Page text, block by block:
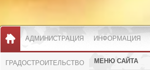
АДМИНИСТРАЦИЯ ИНФОРМАЦИЯ
ГРАДОСТРОИТЕЛЬСТВО МЕНЮ САЙТА